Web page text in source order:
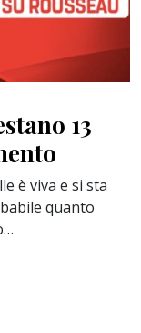
13
è viva e si sta
quanto